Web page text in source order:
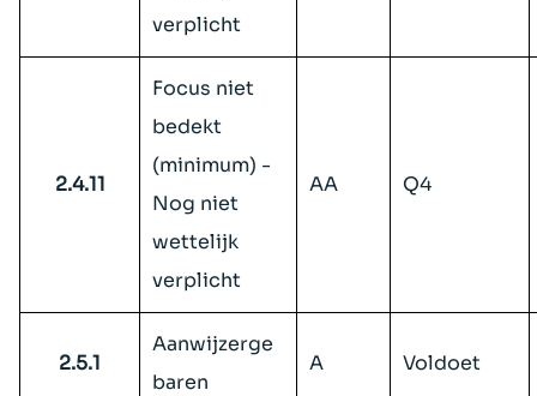
verplicht
2.4.11
Focus niet
bedekt
(minimum) -
Nog niet
wettelijk
verplicht
AA Q4
2.5.1
Aanwijzerge
baren
A Voldoet